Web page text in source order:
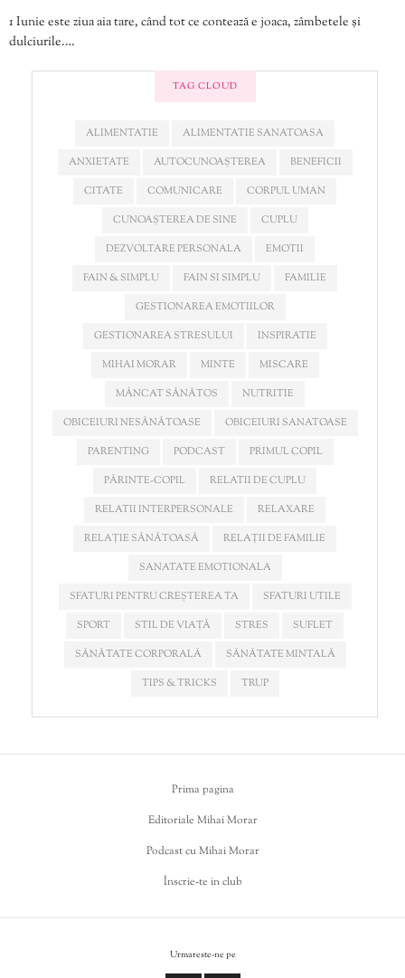
1 Iunie este ziua aia tare, când tot ce contează e joaca, zâmbetele și
dulciurile.…
TAG CLOUD
ALIMENTATIE
ALIMENTATIE SANATOASA
ANXIETATE
AUTOCUNOAȘTEREA
BENEFICII
CITATE
COMUNICARE
CORPUL UMAN
CUNOAȘTEREA DE SINE
CUPLU
DEZVOLTARE PERSONALA
EMOTII
FAIN & SIMPLU
FAIN SI SIMPLU
FAMILIE
GESTIONAREA EMOTIILOR
GESTIONAREA STRESULUI
INSPIRATIE
MIHAI MORAR
MINTE
MISCARE
MÂNCAT SĂNĂTOS
NUTRITIE
OBICEIURI NESĂNĂTOASE
OBICEIURI SANATOASE
PARENTING
PODCAST
PRIMUL COPIL
PĂRINTE-COPIL
RELATII DE CUPLU
RELATII INTERPERSONALE
RELAXARE
RELAȚIE SĂNĂTOASĂ
RELAȚII DE FAMILIE
SANATATE EMOTIONALA
SFATURI PENTRU CREȘTEREA TA
SFATURI UTILE
SPORT
STIL DE VIAȚĂ STRES
SUFLET
SĂNĂTATE CORPORALĂ
SĂNĂTATE MINTALĂ
TIPS & TRICKS
TRUP
Prima pagina
Editoriale Mihai Morar
Podcast cu Mihai Morar
Înscrie-te in club
Urmareste-ne pe